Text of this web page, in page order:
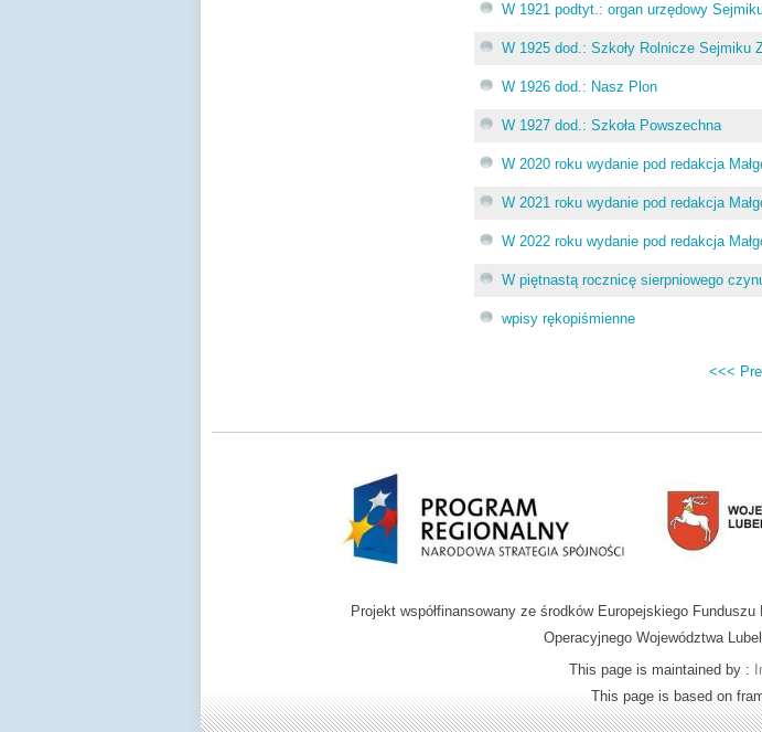
W 1921 podtyt.: organ urzędowy
W 1925 dod.: Szkoły Rolnicze Sejmiku
W 1926 dod.: Nasz Plon
W 1927 dod.: Szkoła Powszechna
W 2020 roku wydanie pod redakcja
W 2021 roku wydanie pod redakcja
W 2022 roku wydanie pod redakcja
W piętnastą rocznicę sierpniowego
wpisy rękopiśmienne
<<<
Projekt współfinansowany ze środków Europejskiego
Operacyjnego Województwa
This page is maintained by :
This page is based on